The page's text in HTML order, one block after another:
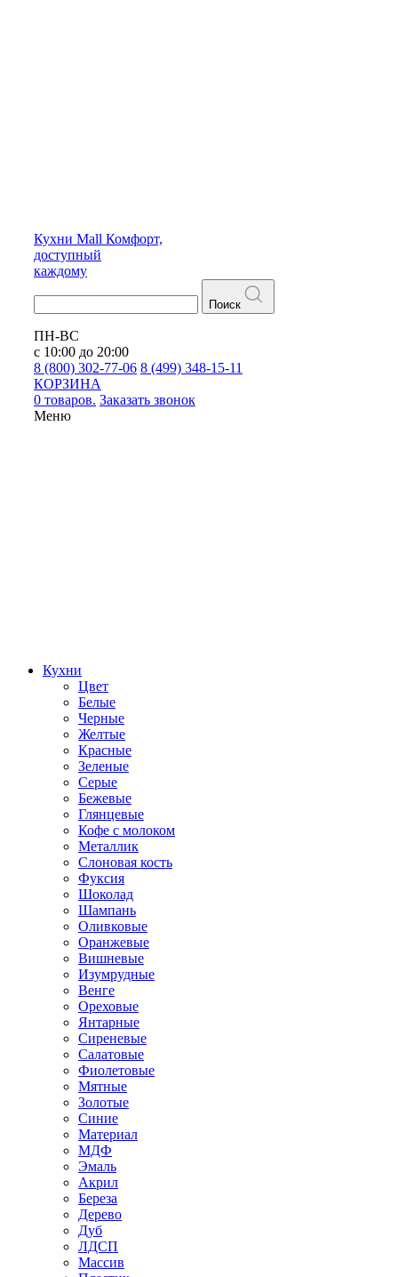
Кухни Mall Комфорт,
доступный
каждому
Поиск
ПН-ВС
с 10:00 до 20:00
8 (800) 302-77-06 8 (499) 348-15-11
КОРЗИНА
0 товаров. Заказать звонок
Меню
Кухни
Цвет
Белые
Черные
Желтые
Красные
Зеленые
Серые
Бежевые
Глянцевые
Кофе с молоком
Металлик
Слоновая кость
Фуксия
Шоколад
Шампань
Оливковые
Оранжевые
Вишневые
Изумрудные
Венге
Ореховые
Янтарные
Сиреневые
Салатовые
Фиолетовые
Мятные
Золотые
Синие
Материал
МДФ
Эмаль
Акрил
Береза
Дерево
Дуб
ЛДСП
Массив